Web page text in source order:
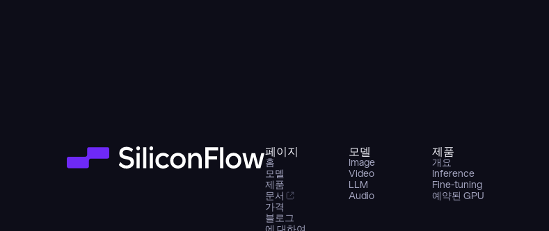
페이지
홈
모델
제품
문서
가격
블로그
모델
Image
Video
LLM
Audio
제품
개요
Inference
Fine-tuning
예약된 GPU